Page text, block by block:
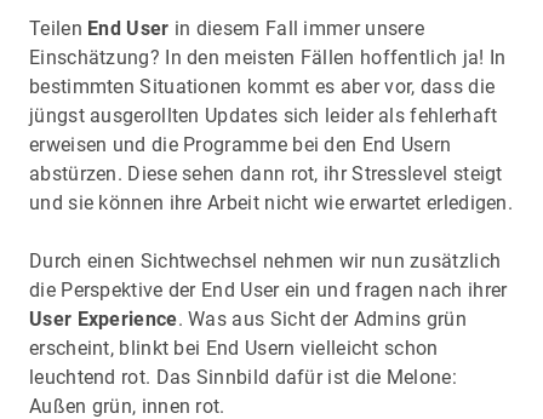
Teilen End User in diesem Fall immer unsere
Einschätzung? In den meisten Fällen hoffentlich ja! In
bestimmten Situationen kommt es aber vor, dass die
jüngst ausgerollten Updates sich leider als fehlerhaft
erweisen und die Programme bei den End Usern
abstürzen. Diese sehen dann rot, ihr Stresslevel steigt
und sie können ihre Arbeit nicht wie erwartet erledigen.
Durch einen Sichtwechsel nehmen wir nun zusätzlich
die Perspektive der End User ein und fragen nach ihrer
User Experience. Was aus Sicht der Admins grün
erscheint, blinkt bei End Usern vielleicht schon
leuchtend rot. Das Sinnbild dafür ist die Melone:
Außen grün, innen rot.